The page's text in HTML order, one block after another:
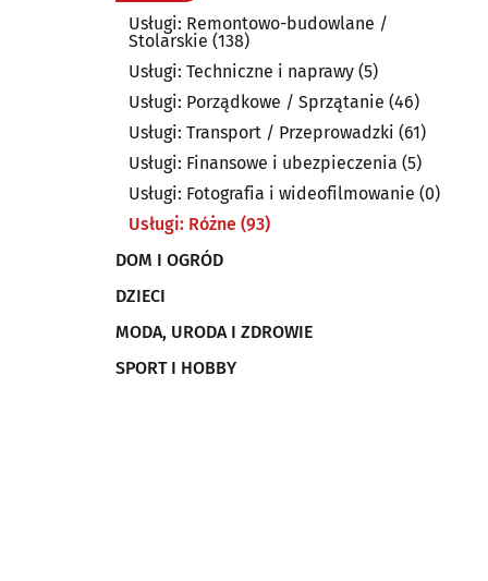
Usługi: Remontowo-budowlane /
Stolarskie (138)
Usługi: Techniczne i naprawy (5)
Usługi: Porządkowe / Sprzątanie (46)
Usługi: Transport / Przeprowadzki (61)
Usługi: Finansowe i ubezpieczenia (5)
Usługi: Fotografia i wideofilmowanie (0)
Usługi: Różne (93)
DOM I OGRÓD
DZIECI
MODA, URODA I ZDROWIE
SPORT I HOBBY